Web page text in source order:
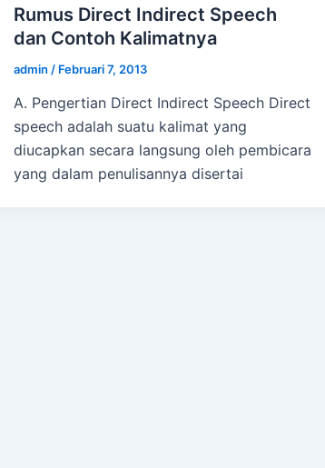
Rumus Direct Indirect Speech
dan Contoh Kalimatnya
admin / Februari 7, 2013
A. Pengertian Direct Indirect Speech Direct
speech adalah suatu kalimat yang
diucapkan secara langsung oleh pembicara
yang dalam penulisannya disertai